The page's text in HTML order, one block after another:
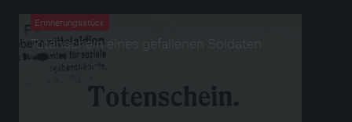
Erinnerungsstück
Totenschein eines gefallenen Soldaten